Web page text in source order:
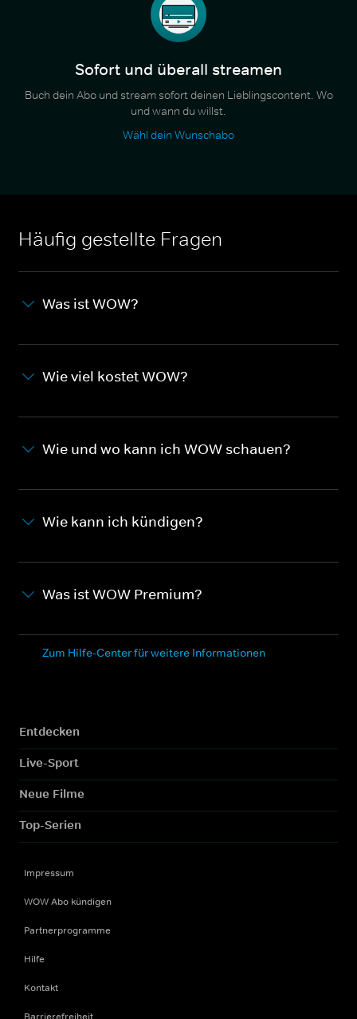
Sofort und überall streamen
Buch dein Abo und stream sofort deinen Lieblingscontent. Wo
und wann du willst.
Wähl dein Wunschabo
Häufig gestellte Fragen
Was ist WOW?
Wie viel kostet WOW?
Wie und wo kann ich WOW schauen?
Wie kann ich kündigen?
Was ist WOW Premium?
Zum Hilfe-Center für weitere Informationen
Entdecken
Live-Sport
Neue Filme
Top-Serien
Impressum
WOW Abo kündigen
Partnerprogramme
Hilfe
Kontakt